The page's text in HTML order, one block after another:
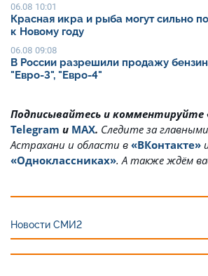
06.08 10:01
Красная икра и рыба могут сильно
к Новому году
06.08 09:08
В России разрешили продажу
"Евро-3", "Евро-4"
Подписывайтесь и комментируйте
Telegram и MAX. Cледите за
Астрахани и области в «ВКонтакте»
«Одноклассниках». А также ждём
Новости СМИ2